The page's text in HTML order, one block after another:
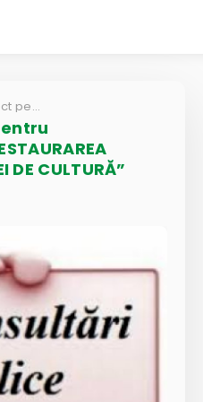
Soluții de proiect pentru ”REABILITAREA ȘI RESTAURAREA COMPLEXULUI CASEI DE CULTURĂ”
DE CULTURĂ”